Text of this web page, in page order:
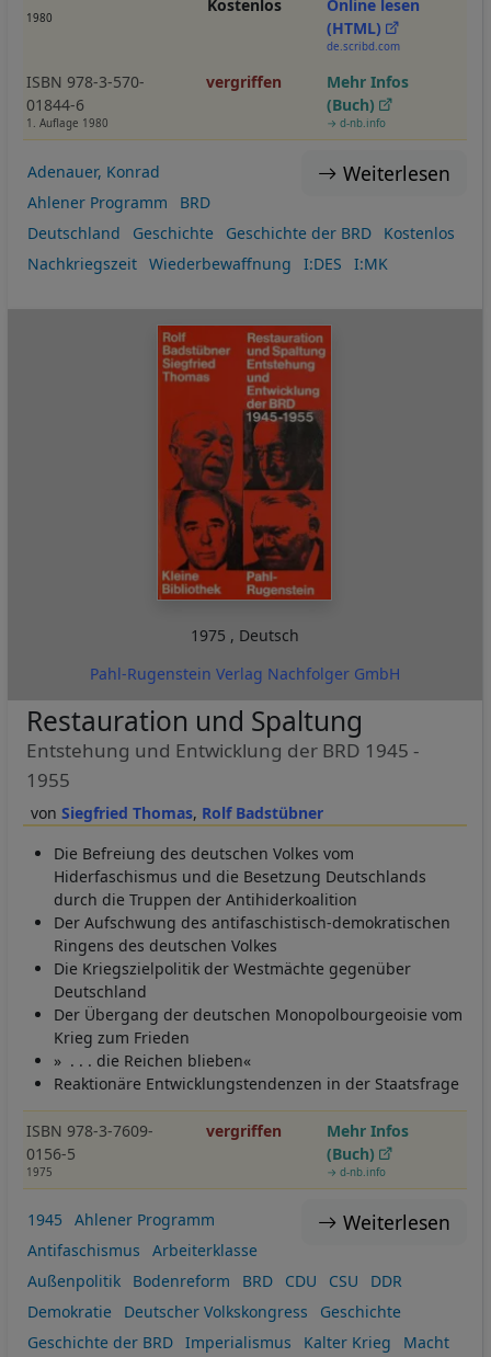
1980
Kostenlos
Online lesen
(HTML)
de.scribd.com
ISBN 978-3-570-
01844-6
1. Auflage 1980
vergriffen
Mehr Infos
(Buch)
→ d-nb.info
Weiterlesen
Adenauer, Konrad
Ahlener Programm
BRD
Deutschland
Geschichte Geschichte der BRD
Kostenlos
Nachkriegszeit
Wiederbewaffnung I:DES I:MK
1975 , Deutsch
Pahl-Rugenstein Verlag Nachfolger GmbH
Siegfried Thomas Rolf Badstübner
Restauration und Spaltung
Entstehung und Entwicklung der BRD 1945 -
1955
Die Befreiung des deutschen Volkes vom
Hiderfaschismus und die Besetzung Deutschlands
durch die Truppen der Antihiderkoalition
Der Aufschwung des antifaschistisch-demokratischen
Ringens des deutschen Volkes
Die Kriegszielpolitik der Westmächte gegenüber
Deutschland
Der Übergang der deutschen Monopolbourgeoisie vom
Krieg zum Frieden
» . . . die Reichen blieben«
Reaktionäre Entwicklungstendenzen in der Staatsfrage
ISBN 978-3-7609-
0156-5
1975
vergriffen
Mehr Infos
(Buch)
→ d-nb.info
Weiterlesen
1945
Ahlener Programm
Antifaschismus
Arbeiterklasse
Außenpolitik
Bodenreform BRD CDU CSU
DDR
Demokratie
Deutscher Volkskongress
Geschichte
Geschichte der BRD
Imperialismus Kalter Krieg
Macht